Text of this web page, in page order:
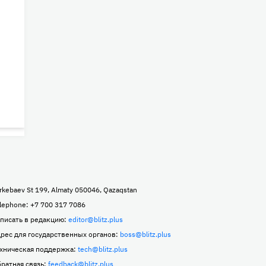
St 199, Almaty 050046, Qazaqstan
+7 700 317 7086
в редакцию: editor@blitz.plus
для государственных органов: boss@blitz.plus
поддержка: tech@blitz.plus
связь: feedback@blitz.plus